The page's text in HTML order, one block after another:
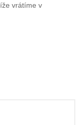
vrátíme v